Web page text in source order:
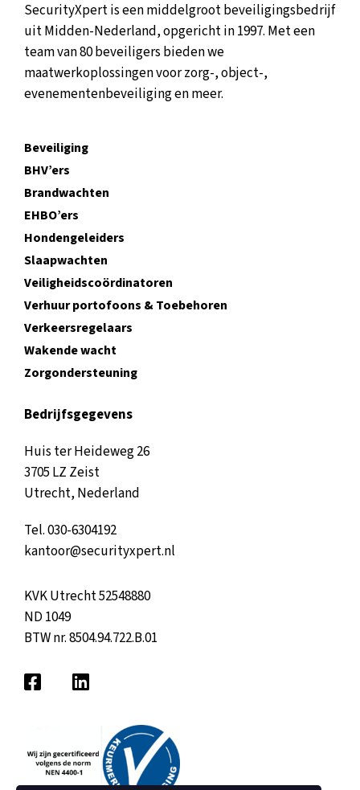
SecurityXpert is een middelgroot beveiligingsbedrijf
uit Midden-Nederland, opgericht in 1997. Met een
team van 80 beveiligers bieden we
maatwerkoplossingen voor zorg-, object-,
evenementenbeveiliging en meer.
Beveiliging
BHV’ers
Brandwachten
EHBO’ers
Hondengeleiders
Slaapwachten
Veiligheidscoördinatoren
Verhuur portofoons & Toebehoren
Verkeersregelaars
Wakende wacht
Zorgondersteuning
Bedrijfsgegevens
Huis ter Heideweg 26
3705 LZ Zeist
Utrecht, Nederland
Tel.030-6304192
kantoor@securityxpert.nl
KVK Utrecht 52548880
ND 1049
BTW nr. 8504.94.722.B.01